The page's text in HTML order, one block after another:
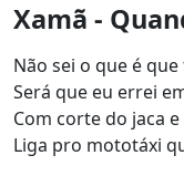
Xamã -
Não sei o que é
Será que eu errei
Com corte do jaca
Liga pro mototáxi